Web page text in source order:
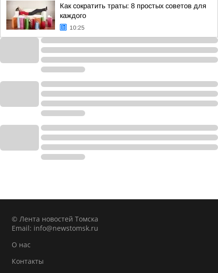
Как сократить траты: 8 простых советов для
каждого
10:25
© Лента новостей Томска
Email: info@newstomsk.ru
О нас
Контакты